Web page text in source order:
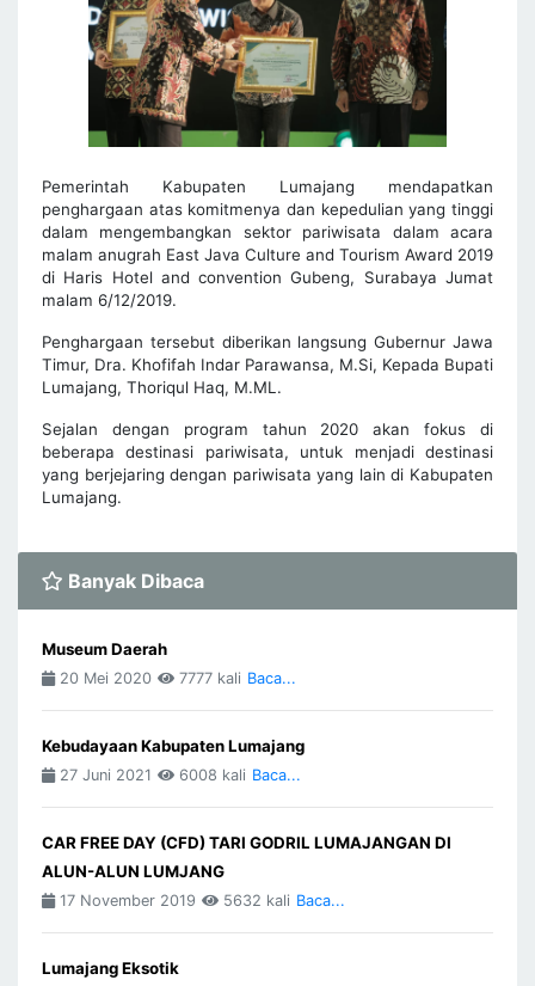
Pemerintah Kabupaten Lumajang mendapatkan
penghargaan atas komitmenya dan kepedulian yang tinggi
dalam mengembangkan sektor pariwisata dalam acara
malam anugrah East Java Culture and Tourism Award 2019
di Haris Hotel and convention Gubeng, Surabaya Jumat
malam 6/12/2019.
Penghargaan tersebut diberikan langsung Gubernur Jawa
Timur, Dra. Khofifah Indar Parawansa, M.Si, Kepada Bupati
Lumajang, Thoriqul Haq, M.ML.
Sejalan dengan program tahun 2020 akan fokus di
beberapa destinasi pariwisata, untuk menjadi destinasi
yang berjejaring dengan pariwisata yang lain di Kabupaten
Lumajang.
Banyak Dibaca
Museum Daerah
20 Mei 2020 7777 kali Baca...
Kebudayaan Kabupaten Lumajang
27 Juni 2021 6008 kali Baca...
CAR FREE DAY (CFD) TARI GODRIL LUMAJANGAN DI
ALUN-ALUN LUMJANG
17 November 2019 5632 kali Baca...
Lumajang Eksotik